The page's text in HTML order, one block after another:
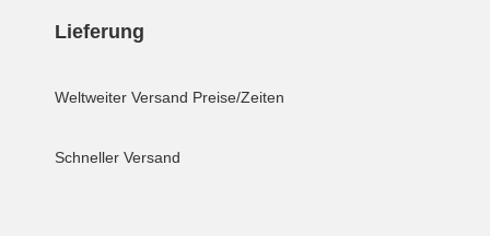
Lieferung
Weltweiter Versand Preise/Zeiten
Schneller Versand